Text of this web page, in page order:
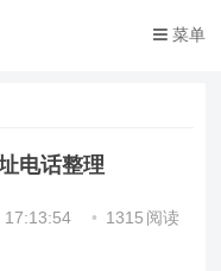
菜单
电话整理
17:13:54 • 1315 阅读